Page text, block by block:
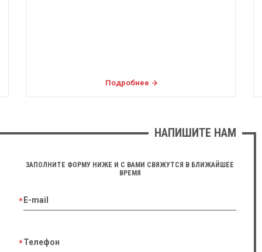
Подробнее
НАПИШИТЕ НАМ
ЗАПОЛНИТЕ ФОРМУ НИЖЕ И С ВАМИ СВЯЖУТСЯ В БЛИЖАЙШЕЕ
ВРЕМЯ
E-mail
Телефон